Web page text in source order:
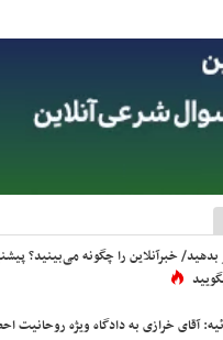
خبرآنلاین را چگونه می‌بینید؟
آقای خرازی به دادگاه ویژه روحانیت